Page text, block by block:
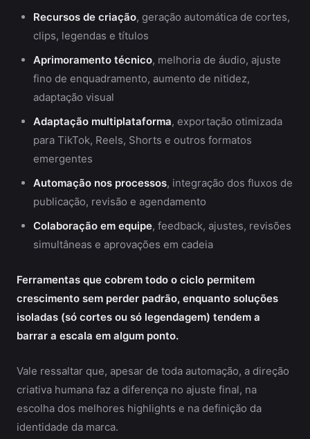
Recursos de criação, geração automática de cortes,
clips, legendas e títulos
Aprimoramento técnico, melhoria de áudio, ajuste
fino de enquadramento, aumento de nitidez,
adaptação visual
Adaptação multiplataforma, exportação otimizada
para TikTok, Reels, Shorts e outros formatos
emergentes
Automação nos processos, integração dos fluxos de
publicação, revisão e agendamento
Colaboração em equipe, feedback, ajustes, revisões
simultâneas e aprovações em cadeia
Ferramentas que cobrem todo o ciclo permitem
crescimento sem perder padrão, enquanto soluções
isoladas (só cortes ou só legendagem) tendem a
barrar a escala em algum ponto.
Vale ressaltar que, apesar de toda automação, a direção
criativa humana faz a diferença no ajuste final, na
escolha dos melhores highlights e na definição da
identidade da marca.